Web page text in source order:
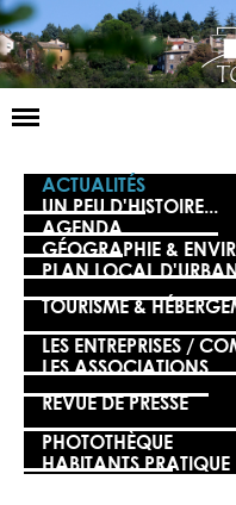
Basculer
NOS
LA
VOS
ACTUALITÉS
UN PEU D'HISTOIRE...
AGENDA
GÉOGRAPHIE &
PLAN LOCAL
TOURISME &
LES ENTREPRISES /
LES ASSOCIATIONS
REVUE DE PRESSE
PHOTOTHÈQUE
HABITANTS PRATIQUE